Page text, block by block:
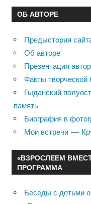
ОБ АВТОРЕ
Предыстория
Об авторе
Презентация
Факты творческой
Гыданский
память
Биография в
Мои встречи —
«ВЗРОСЛЕЕМ
ПРОГРАММА
Беседы с детьми